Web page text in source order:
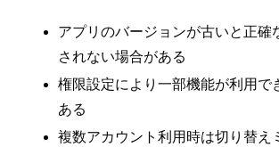
アプリのバージョンが古いと正確
されない場合がある
権限設定により一部機能が利用で
ある
複数アカウント利用時は切り替え